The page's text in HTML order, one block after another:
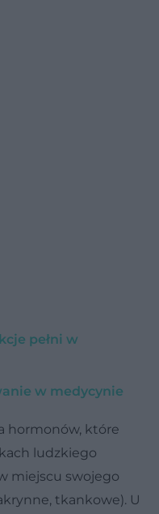
pełni w
w medycynie
hormonów, które
ludzkiego
miejscu swojego
tkankowe). U